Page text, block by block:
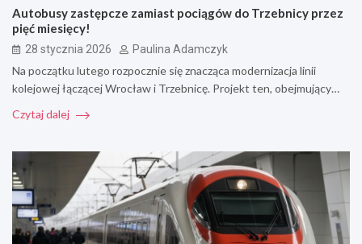
Autobusy zastępcze zamiast pociągów do Trzebnicy przez
pięć miesięcy!
28 stycznia 2026 Paulina Adamczyk
Na początku lutego rozpocznie się znacząca modernizacja linii
kolejowej łączącej Wrocław i Trzebnicę. Projekt ten, obejmujący…
Czytaj dalej